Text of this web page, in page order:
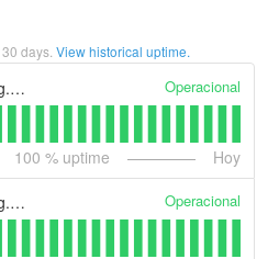
30 days. View historical uptime.
www.latinoamericahosting.com.co Operacional
100 % uptime Hoy
www.latinoamericahosting.com.pe Operacional